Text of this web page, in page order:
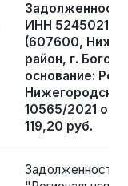
ИНН
(607600,
район, г.
основание:
10565/2021 от
119,20 руб.
Задолженность